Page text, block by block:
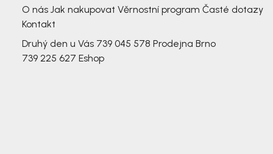
O nás Jak nakupovat Věrnostní program Časté dotazy
Kontakt
Druhý den u Vás 739 045 578 Prodejna Brno
739 225 627 Eshop